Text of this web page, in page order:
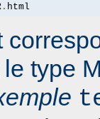
. html
type